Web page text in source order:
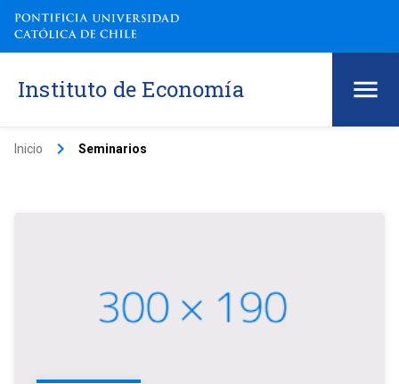
Instituto de Economía
Inicio keyboard_arrow_right Seminarios